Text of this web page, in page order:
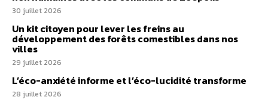
30 juillet 2026
Un kit citoyen pour lever les freins au
développement des forêts comestibles dans nos
villes
29 juillet 2026
L’éco-anxiété informe et l’éco-lucidité transforme
28 juillet 2026